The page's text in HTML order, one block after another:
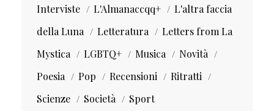
Interviste
L'Almanaccqq+
L'altra faccia
della Luna
Letteratura
Letters from La
Mystica
LGBTQ+ Musica
Novità
Poesia
Pop Recensioni
Ritratti
Scienze
Società Sport